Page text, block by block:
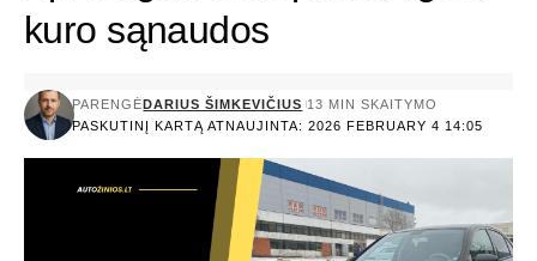
kuro sąnaudos
PASKUTINĮ KARTĄ ATNAUJINTA: 2026 FEBRUARY 4 14:05
PARENGĖ DARIUS ŠIMKEVIČIUS 13 MIN SKAITYMO